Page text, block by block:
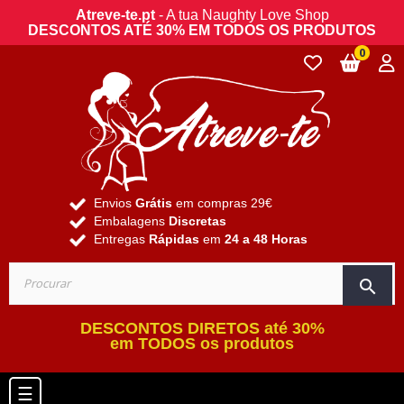
Atreve-te.pt- A tua Naughty Love Shop
DESCONTOS ATÉ 30% EM TODOS OS PRODUTOS
Envios Grátis em compras 29€
Embalagens Discretas
Entregas Rápidas em 24 a 48 Horas
search
0
DESCONTOS DIRETOS até 30%
em TODOS os produtos
Toggle navigation
☰